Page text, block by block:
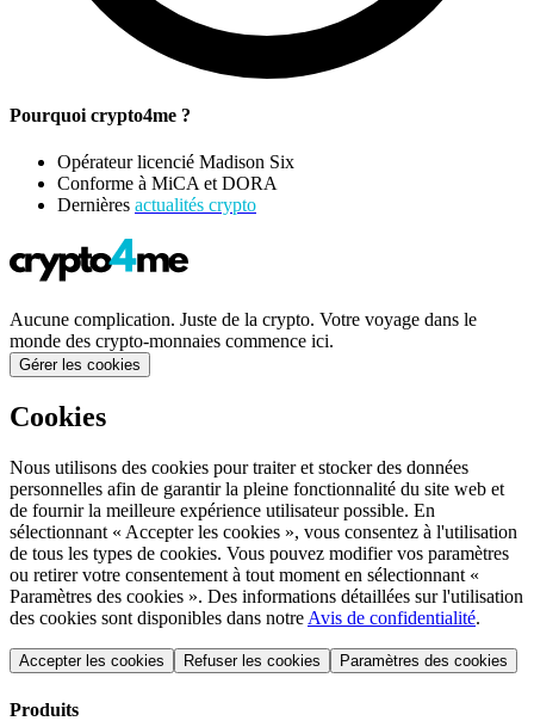
Pourquoi crypto4me ?
Opérateur licencié Madison Six
Conforme à MiCA et DORA
Dernières actualités crypto
Aucune complication. Juste de la crypto. Votre voyage dans le
monde des crypto-monnaies commence ici.
Gérer les cookies
Cookies
Nous utilisons des cookies pour traiter et stocker des données
personnelles afin de garantir la pleine fonctionnalité du site web et
de fournir la meilleure expérience utilisateur possible. En
sélectionnant « Accepter les cookies », vous consentez à l'utilisation
de tous les types de cookies. Vous pouvez modifier vos paramètres
ou retirer votre consentement à tout moment en sélectionnant «
Paramètres des cookies ». Des informations détaillées sur l'utilisation
des cookies sont disponibles dans notre Avis de confidentialité.
Accepter les cookies Refuser les cookies Paramètres des cookies
Produits